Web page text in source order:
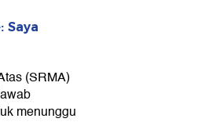
Saya
(SRMA)
menunggu